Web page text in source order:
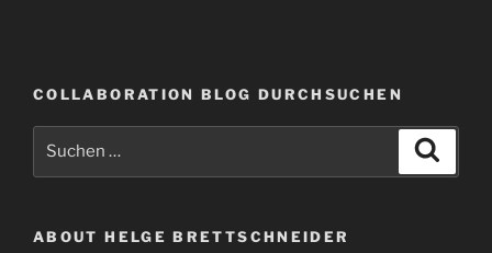
COLLABORATION BLOG DURCHSUCHEN
ABOUT HELGE BRETTSCHNEIDER